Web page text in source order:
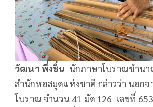
วัฒนา พึ่งชื่น นักภาษาโบราณชำนา
สำนักหอสมุดแห่งชาติ กล่าวว่า นอกจ
โบราณ จำนวน 41 มัด 126 เลขที่